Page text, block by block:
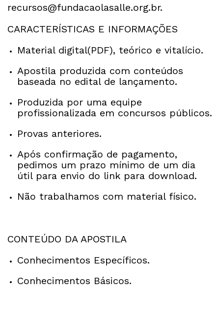
recursos@fundacaolasalle.org.br.
CARACTERÍSTICAS E INFORMAÇÕES
Material digital(PDF), teórico e vitalício.
Apostila produzida com conteúdos
baseada no edital de lançamento.
Produzida por uma equipe
profissionalizada em concursos públicos.
Provas anteriores.
Após confirmação de pagamento,
pedimos um prazo mínimo de um dia
útil para envio do link para download.
Não trabalhamos com material físico.
CONTEÚDO DA APOSTILA
Conhecimentos Específicos.
Conhecimentos Básicos.